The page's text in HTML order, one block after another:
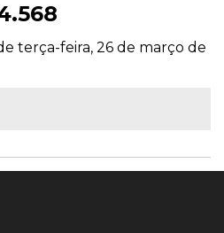
terça-feira, 26 de março de